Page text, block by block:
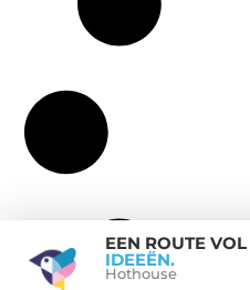
EEN ROUTE VOL
IDEEËN.
Hothouse